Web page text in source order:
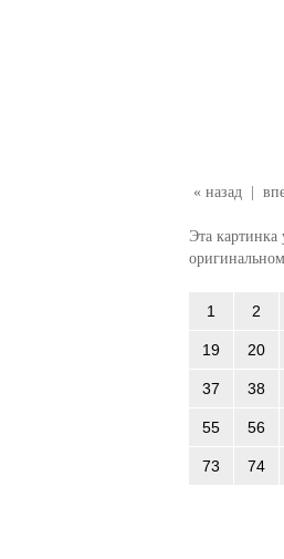
« назад
Эта картинка
1 2
19 20
37 38
55 56
73 74